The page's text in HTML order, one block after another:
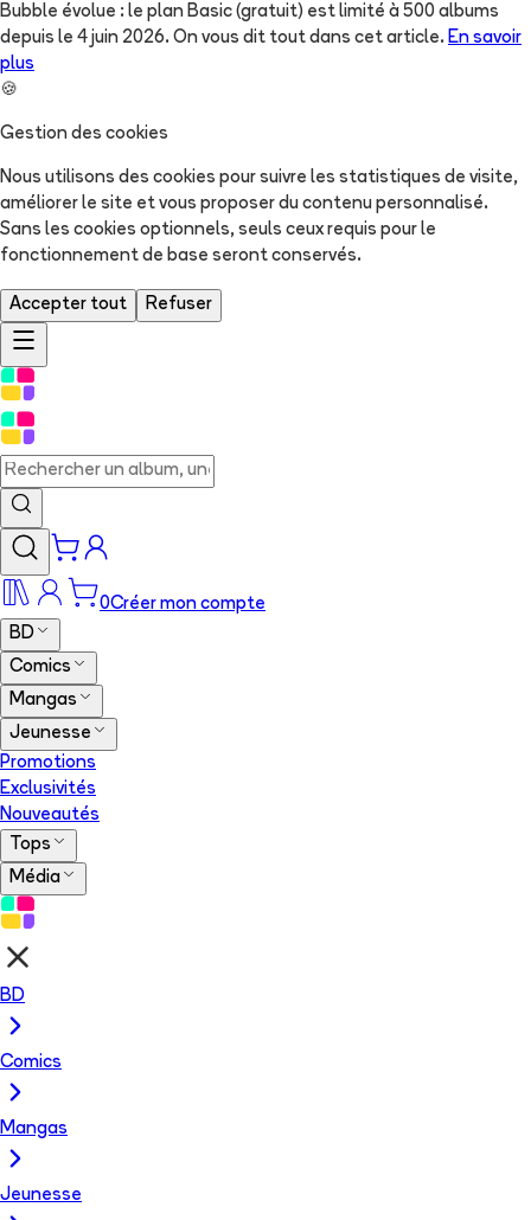
Bubble évolue : le plan Basic (gratuit) est limité à 500 albums
depuis le 4 juin 2026. On vous dit tout dans cet article. En savoir
plus
🍪
Gestion des cookies
Nous utilisons des cookies pour suivre les statistiques de visite,
améliorer le site et vous proposer du contenu personnalisé.
Sans les cookies optionnels, seuls ceux requis pour le
fonctionnement de base seront conservés.
Accepter tout Refuser
0Créer mon compte
BD
Comics
Mangas
Jeunesse
Promotions
Exclusivités
Nouveautés
Tops
Média
BD
Comics
Mangas
Jeunesse